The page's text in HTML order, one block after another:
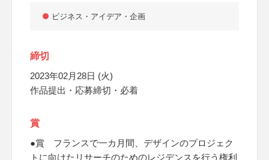
ビジネス・アイデア・企画
締切
2023年02月28日 (火)
作品提出・応募締切・必着
賞
●賞 フランスで一カ月間、デザインのプロジェク
トに向けたリサーチのためのレジデンスを行う権利